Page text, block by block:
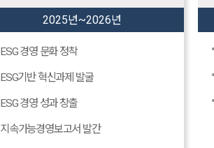
2025년~2026년
ESG 경영 문화 정착
ESG기반 혁신과제 발굴
ESG 경영 성과 창출
지속가능경영보고서 발간